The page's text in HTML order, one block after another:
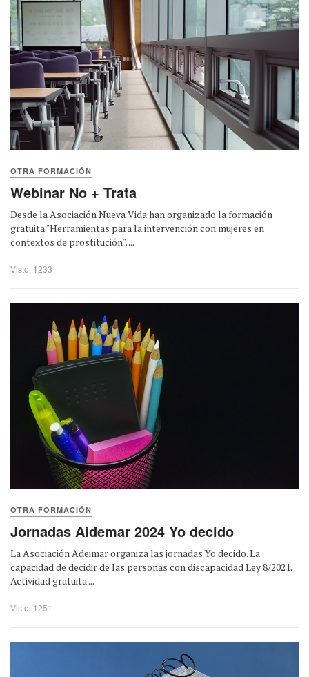
OTRA FORMACIÓN
Webinar No + Trata
Desde la Asociación Nueva Vida han organizado la formación
gratuita "Herramientas para la intervención con mujeres en
contextos de prostitución". ...
Visto: 1233
OTRA FORMACIÓN
Jornadas Aidemar 2024 Yo decido
La Asociación Adeimar organiza las jornadas Yo decido. La
capacidad de decidir de las personas con discapacidad Ley 8/2021.
Actividad gratuita ...
Visto: 1251